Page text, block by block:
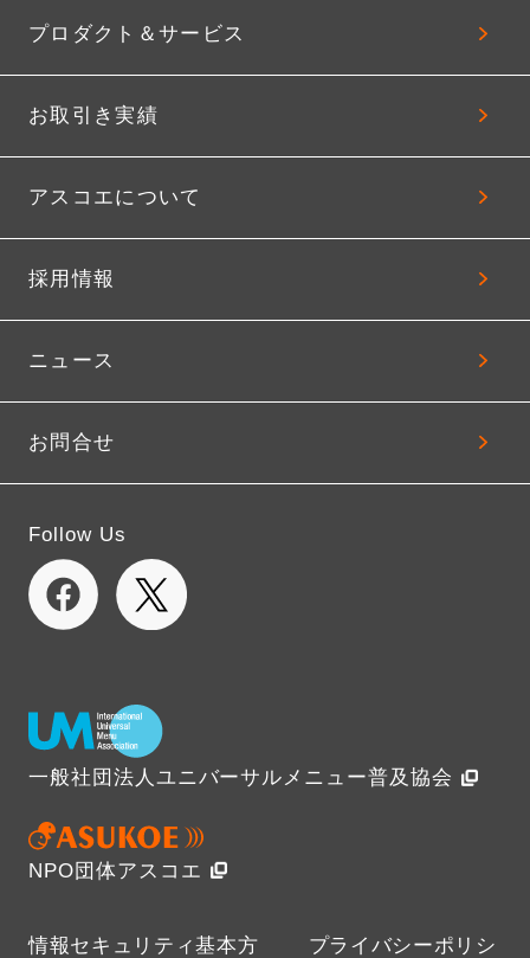
プロダクト＆サービス
お取引き実績
アスコエについて
採用情報
ニュース
お問合せ
Follow Us
一般社団法人ユニバーサルメニュー普及協会
NPO団体アスコエ
情報セキュリティ基本方 プライバシーポリシ